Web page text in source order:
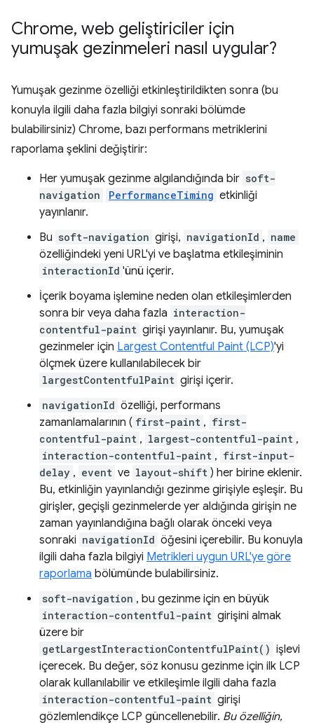
Chrome, web geliştiriciler için
yumuşak gezinmeleri nasıl uygular?
Yumuşak gezinme özelliği etkinleştirildikten sonra (bu
konuyla ilgili daha fazla bilgiyi sonraki bölümde
bulabilirsiniz) Chrome, bazı performans metriklerini
raporlama şeklini değiştirir:
Her yumuşak gezinme algılandığında bir soft-
navigation
PerformanceTiming etkinliği
yayınlanır.
Bu soft-navigation girişi, navigationId , name
özelliğindeki yeni URL'yi ve başlatma etkileşiminin
interactionId 'ünü içerir.
İçerik boyama işlemine neden olan etkileşimlerden
sonra bir veya daha fazla interaction-
contentful-paint girişi yayınlanır. Bu, yumuşak
gezinmeler için Largest Contentful Paint (LCP)'yi
ölçmek üzere kullanılabilecek bir
largestContentfulPaint girişi içerir.
navigationId özelliği, performans
zamanlamalarının ( first-paint , first-
contentful-paint , largest-contentful-paint ,
interaction-contentful-paint , first-input-
delay , event ve layout-shift ) her birine eklenir.
Bu, etkinliğin yayınlandığı gezinme girişiyle eşleşir. Bu
girişler, geçişli gezinmelerde yer aldığında girişin ne
zaman yayınlandığına bağlı olarak önceki veya
sonraki navigationId öğesini içerebilir. Bu konuyla
ilgili daha fazla bilgiyi Metrikleri uygun URL'ye göre
raporlama bölümünde bulabilirsiniz.
soft-navigation , bu gezinme için en büyük
interaction-contentful-paint girişini almak
üzere bir
getLargestInteractionContentfulPaint() işlevi
içerecek. Bu değer, söz konusu gezinme için ilk LCP
olarak kullanılabilir ve etkileşimle ilgili daha fazla
interaction-contentful-paint girişi
gözlemlendikçe LCP güncellenebilir. Bu özelliğin,